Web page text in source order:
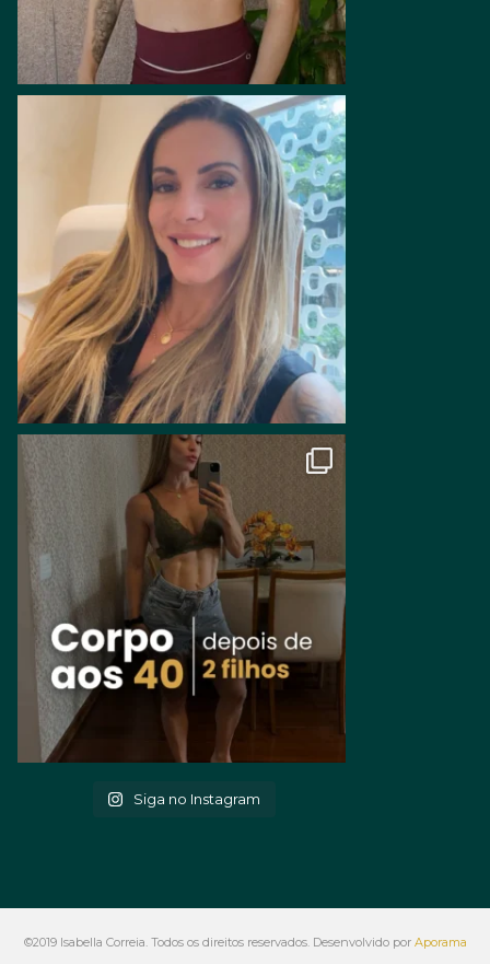
Siga no Instagram
©2019 Isabella Correia. Todos os direitos reservados. Desenvolvido por Aporama